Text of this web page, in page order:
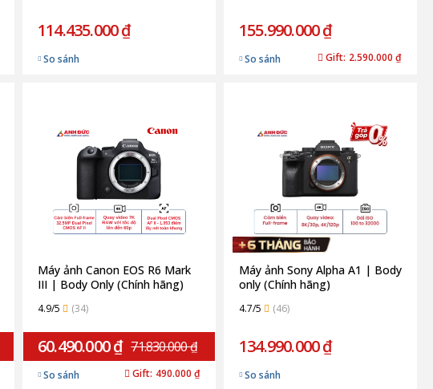
114.435.000 ₫
So sánh
155.990.000 ₫
So sánh Gift: 2.590.000 ₫
Máy ảnh Canon EOS R6 Mark
III | Body Only (Chính hãng)
4.9/5 (34)
60.490.000 ₫ 71.830.000 ₫
So sánh Gift: 490.000 ₫
Máy ảnh Sony Alpha A1 | Body
only (Chính hãng)
4.7/5 (46)
134.990.000 ₫
So sánh